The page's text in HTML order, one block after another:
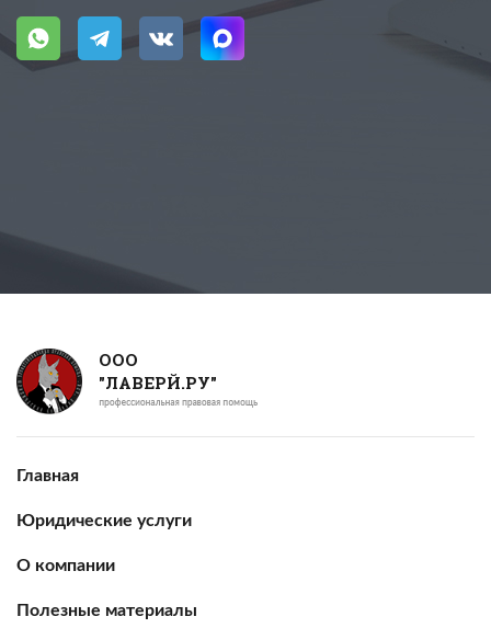
ООО
"ЛАВЕРЙ.РУ"
Главная
Юридические услуги
О компании
Полезные материалы